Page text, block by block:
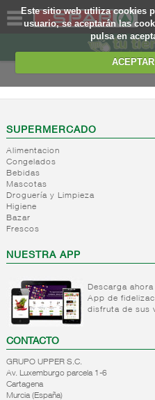
Este sitio web utiliza cookies
usuario, se aceptarán las
pulsa en
SOMOS
WEB
EJEMPLO
SUPERMERCADO
Alimentacion
Congelados
Bebidas
Mascotas
Droguería y Limpieza
Higiene
Bazar
Frescos
NUESTRA APP
Descarga
App de
disfruta de sus
CONTACTO
GRUPO UPPER S.C.
Av. Luxemburgo parcela 1-6
Cartagena
Murcia (España)